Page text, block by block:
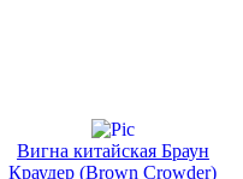
Вигна китайская Браун
Краудер (Brown Crowder)